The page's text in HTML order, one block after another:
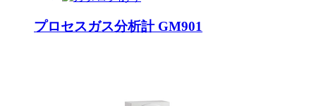
プロセスガス分析計 GM901